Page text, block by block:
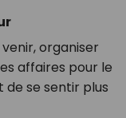
organiser
affaires pour le
de se sentir plus